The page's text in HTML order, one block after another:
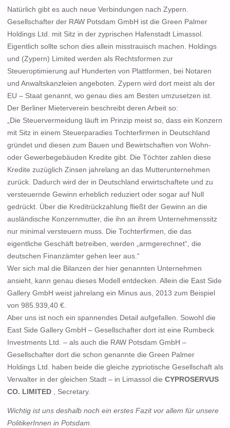
Natürlich gibt es auch neue Verbindungen nach Zypern
Gesellschafter der RAW Potsdam GmbH ist die Green Palmer
Holdings Ltd.
mit Sitz in der zyprischen Hafenstadt Limassol.
Eigentlich sollte schon dies allein misstrauisch machen.
Holdings
und (Zypern) Limited werden als Rechtsformen zur
Steueroptimierung auf Hunderten von Plattformen, bei Notaren
und Anwaltskanzleien angeboten. Zypern wird dort meist als der
EU – Staat genannt, wo genau dies am Besten umzusetzen ist.
Der Berliner Mieterverein beschreibt deren Arbeit so:
„Die Steuervermeidung läuft im Prinzip meist so, dass ein Konzern
mit Sitz in einem Steuerparadies Tochterfirmen in Deutschland
gründet und diesen zum Bauen und Bewirtschaften von Wohn-
oder Gewerbegebäuden Kredite gibt. Die Töchter zahlen diese
Kredite zuzüglich Zinsen jahrelang an das Mutterunternehmen
zurück. Dadurch wird der in Deutschland erwirtschaftete und zu
versteuernde Gewinn erheblich reduziert oder sogar auf Null
gedrückt. Über die Kreditrückzahlung fließt der Gewinn an die
ausländische Konzernmutter, die ihn an ihrem Unternehmenssitz
nur minimal versteuern muss. Die Tochterfirmen, die das
eigentliche Geschäft betreiben, werden „armgerechnet“, die
deutschen Finanzämter gehen leer aus.“
Wer sich mal die Bilanzen der hier genannten Unternehmen
ansieht, kann genau dieses Modell entdecken. Allein die East Side
Gallery GmbH weist jahrelang ein Minus aus, 2013 zum Beispiel
von 985.939,40 €.
Aber uns ist noch ein spannendes Detail aufgefallen. Sowohl die
East Side Gallery GmbH – Gesellschafter dort ist eine Rumbeck
Investments Ltd . – als auch die RAW Potsdam GmbH –
Gesellschafter dort die schon genannte die Green Palmer
Holdings Ltd.
haben beide die gleiche zypriotische Gesellschaft als
Verwalter in der gleichen Stadt – in Limassol die CYPROSERVUS
CO. LIMITED, Secretary.
Wichtig ist uns deshalb noch ein erstes Fazit vor allem für unsere
PolitikerInnen in Potsdam.